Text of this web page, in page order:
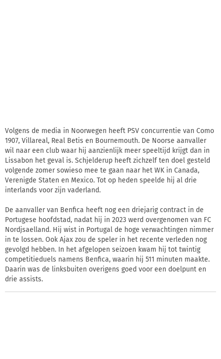
Volgens de media in Noorwegen heeft PSV concurrentie van Como
1907, Villareal, Real Betis en Bournemouth. De Noorse aanvaller
wil naar een club waar hij aanzienlijk meer speeltijd krijgt dan in
Lissabon het geval is. Schjelderup heeft zichzelf ten doel gesteld
volgende zomer sowieso mee te gaan naar het WK in Canada,
Verenigde Staten en Mexico. Tot op heden speelde hij al drie
interlands voor zijn vaderland.
De aanvaller van Benfica heeft nog een driejarig contract in de
Portugese hoofdstad, nadat hij in 2023 werd overgenomen van FC
Nordjsaelland. Hij wist in Portugal de hoge verwachtingen nimmer
in te lossen. Ook Ajax zou de speler in het recente verleden nog
gevolgd hebben. In het afgelopen seizoen kwam hij tot twintig
competitieduels namens Benfica, waarin hij 511 minuten maakte.
Daarin was de linksbuiten overigens goed voor een doelpunt en
drie assists.